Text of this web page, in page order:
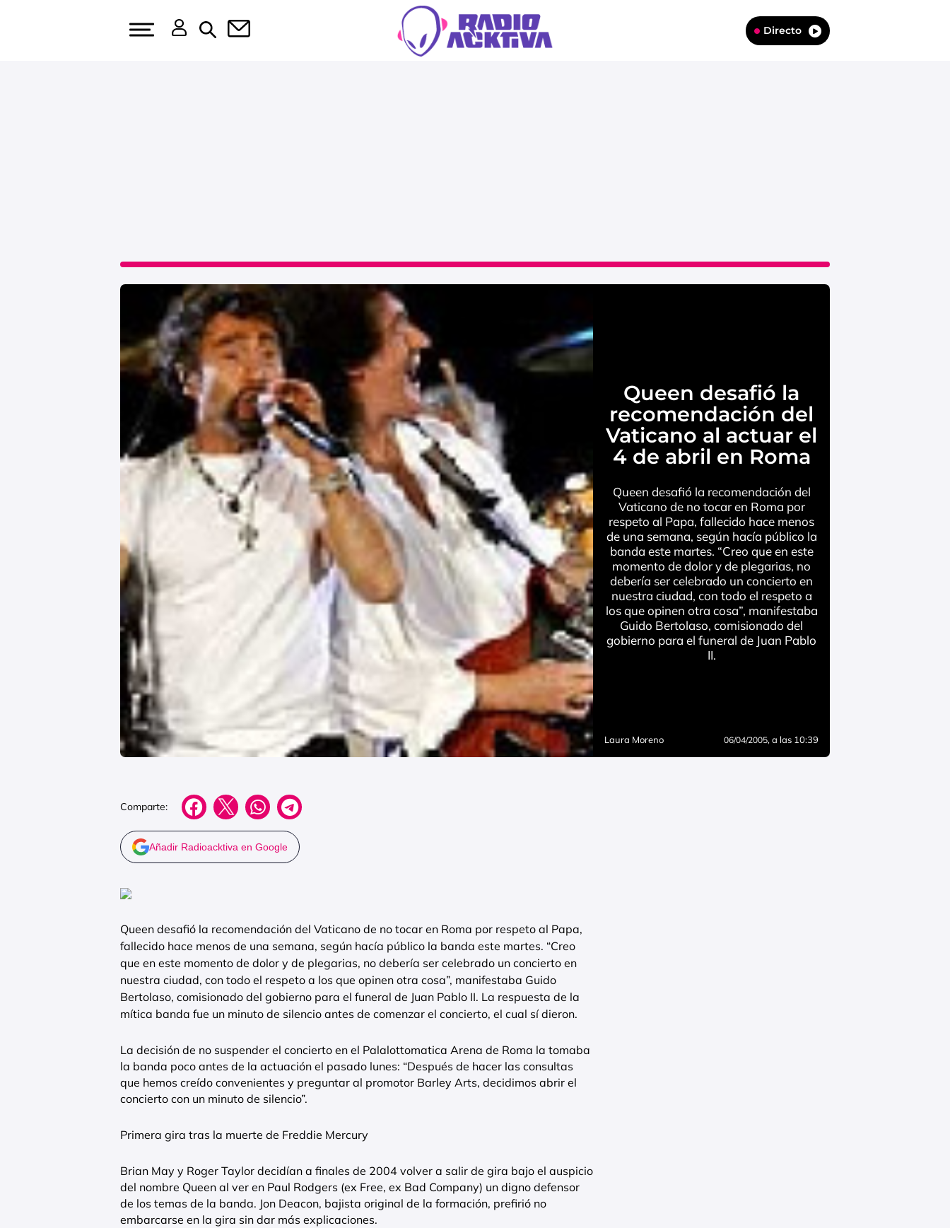
Directo
Queen desafió la
recomendación del
Vaticano al actuar el
4 de abril en Roma
Queen desafió la recomendación del
Vaticano de no tocar en Roma por
respeto al Papa, fallecido hace menos
de una semana, según hacía público la
banda este martes. “Creo que en este
momento de dolor y de plegarias, no
debería ser celebrado un concierto en
nuestra ciudad, con todo el respeto a
los que opinen otra cosa”, manifestaba
Guido Bertolaso, comisionado del
gobierno para el funeral de Juan Pablo
II.
Laura Moreno 06/04/2005, a las 10:39
Comparte:
Añadir Radioacktiva en Google
Queen desafió la recomendación del Vaticano de no tocar en Roma por respeto al Papa,
fallecido hace menos de una semana, según hacía público la banda este martes. “Creo
que en este momento de dolor y de plegarias, no debería ser celebrado un concierto en
nuestra ciudad, con todo el respeto a los que opinen otra cosa”, manifestaba Guido
Bertolaso, comisionado del gobierno para el funeral de Juan Pablo II. La respuesta de la
mítica banda fue un minuto de silencio antes de comenzar el concierto, el cual sí dieron.
La decisión de no suspender el concierto en el Palalottomatica Arena de Roma la tomaba
la banda poco antes de la actuación el pasado lunes: “Después de hacer las consultas
que hemos creído convenientes y preguntar al promotor Barley Arts, decidimos abrir el
concierto con un minuto de silencio”.
Primera gira tras la muerte de Freddie Mercury
Brian May y Roger Taylor decidían a finales de 2004 volver a salir de gira bajo el auspicio
del nombre Queen al ver en Paul Rodgers (ex Free, ex Bad Company) un digno defensor
de los temas de la banda. Jon Deacon, bajista original de la formación, prefirió no
embarcarse en la gira sin dar más explicaciones.